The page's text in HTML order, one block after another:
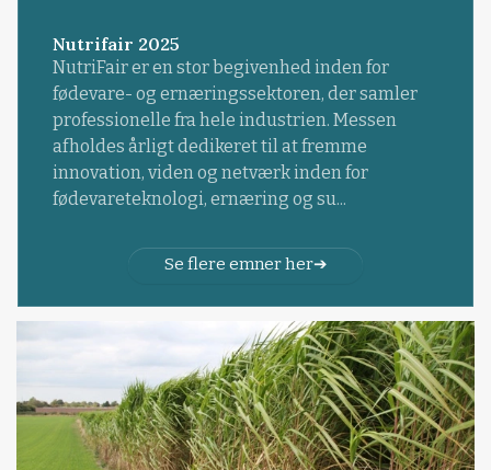
Nutrifair 2025
NutriFair er en stor begivenhed inden for
fødevare- og ernæringssektoren, der samler
professionelle fra hele industrien. Messen
afholdes årligt dedikeret til at fremme
innovation, viden og netværk inden for
fødevareteknologi, ernæring og su...
Se flere emner her